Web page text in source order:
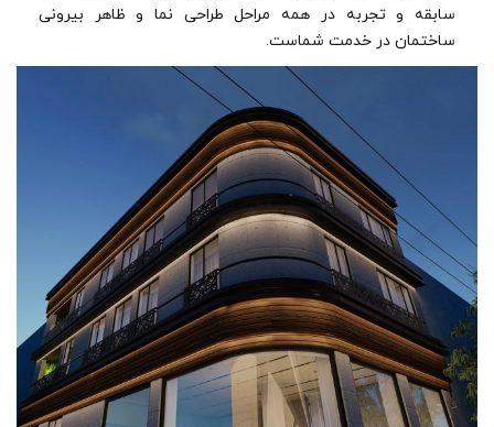
سابقه و تجربه در همه مراحل طراحی نما و ظاهر بیرونی
ساختمان در خدمت شماست.